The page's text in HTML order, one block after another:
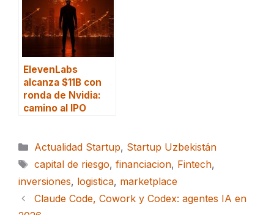
ElevenLabs
alcanza $11B con
ronda de Nvidia:
camino al IPO
Categorías
Actualidad Startup, Startup Uzbekistán
Etiquetas
capital de riesgo, financiacion, Fintech,
inversiones, logistica, marketplace
Claude Code, Cowork y Codex: agentes IA en